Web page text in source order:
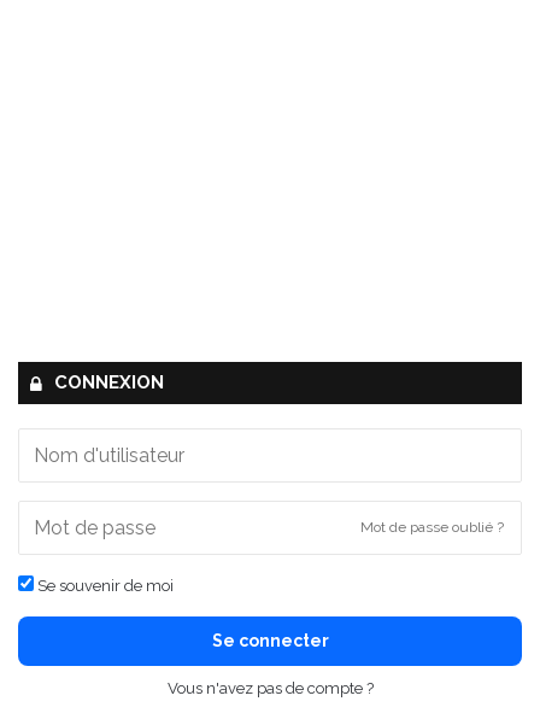
CONNEXION
Mot de passe oublié ?
Se souvenir de moi
Se connecter
Vous n'avez pas de compte ?